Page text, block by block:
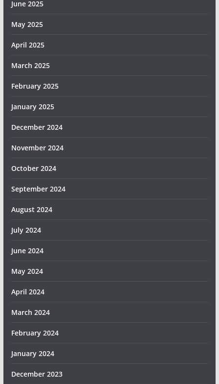
June 2025
May 2025
April 2025
March 2025
February 2025
January 2025
December 2024
November 2024
October 2024
September 2024
August 2024
July 2024
June 2024
May 2024
April 2024
March 2024
February 2024
January 2024
December 2023